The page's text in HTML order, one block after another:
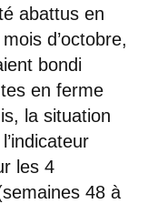
abattus en
d’octobre,
bondi
en ferme
la situation
les 4
48 à